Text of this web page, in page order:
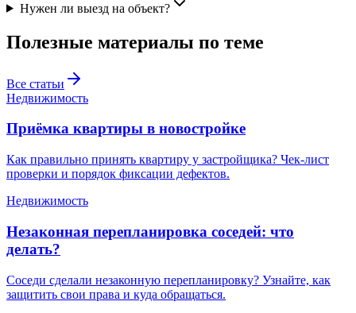
Нужен ли выезд на объект?
Полезные материалы по теме
Все статьи
Недвижимость
Приёмка квартиры в новостройке
Как правильно принять квартиру у застройщика? Чек-лист
проверки и порядок фиксации дефектов.
Недвижимость
Незаконная перепланировка соседей: что
делать?
Соседи сделали незаконную перепланировку? Узнайте, как
защитить свои права и куда обращаться.